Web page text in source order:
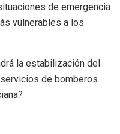
de emergencia
vulnerables a los
la estabilización del
de bomberos